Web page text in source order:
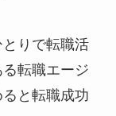
りで転職活
転職エージ
と転職成功